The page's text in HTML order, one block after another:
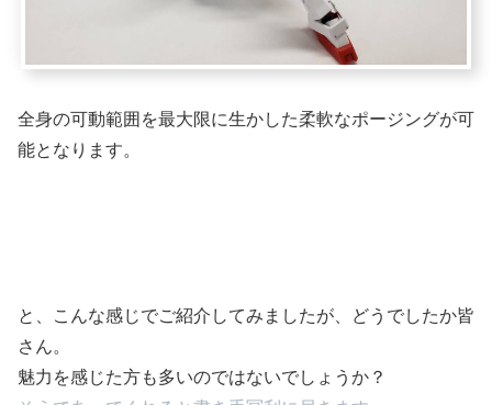
全身の可動範囲を最大限に生かした柔軟なポージングが可
能となります。
と、こんな感じでご紹介してみましたが、どうでしたか皆
さん。
魅力を感じた方も多いのではないでしょうか？